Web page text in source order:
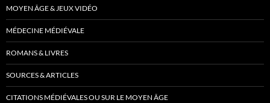
MOYEN ÂGE & JEUX VIDÉO
MÉDECINE MÉDIÉVALE
ROMANS & LIVRES
SOURCES & ARTICLES
CITATIONS MÉDIÉVALES OU SUR LE MOYEN ÂGE